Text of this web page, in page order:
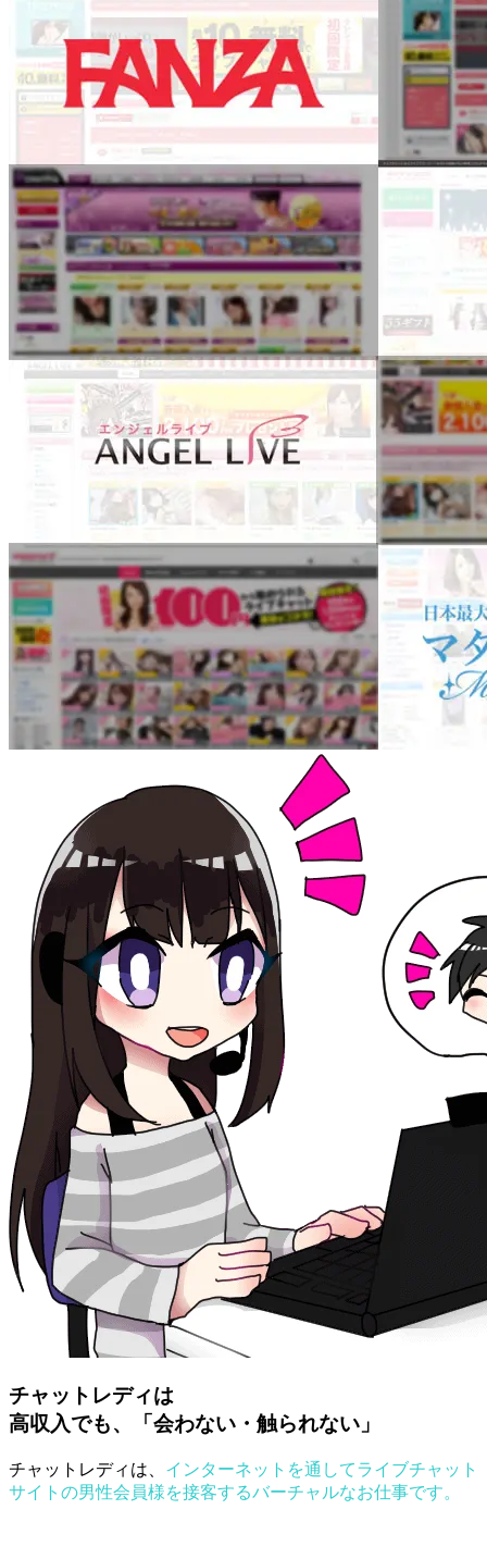
チャットレディは
高収入でも、「会わない・触られない」
チャットレディは、 インターネットを通してライブチャット
サイトの男性会員様を接客するバーチャルなお仕事です。